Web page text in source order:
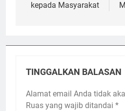
kepada Masyarakat
TINGGALKAN BALASAN
Alamat email Anda tidak
Ruas yang wajib ditandai *